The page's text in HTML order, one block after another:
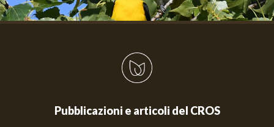
Pubblicazioni e articoli del CROS